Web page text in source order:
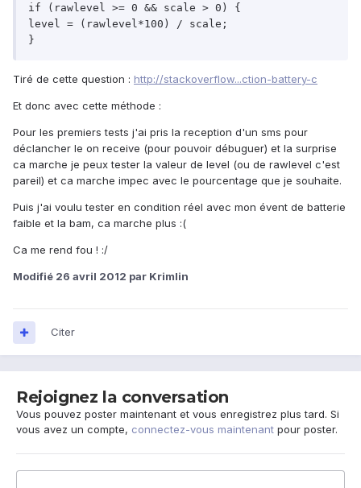
if (rawlevel >= 0 && scale > 0) {
level = (rawlevel*100) / scale;
Tiré de cette question : http://stackoverflow...ction-battery-c
Et donc avec cette méthode :
Pour les premiers tests j'ai pris la reception d'un sms pour
déclancher le on receive (pour pouvoir débuguer) et la surprise
ca marche je peux tester la valeur de level (ou de rawlevel c'est
pareil) et ca marche impec avec le pourcentage que je souhaite.
Puis j'ai voulu tester en condition réel avec mon évent de batterie
faible et la bam, ca marche plus :(
Ca me rend fou ! :/
Modifié 26 avril 2012 par Krimlin
Citer
Rejoignez la conversation
Vous pouvez poster maintenant et vous enregistrez plus tard. Si
vous avez un compte, connectez-vous maintenant pour poster.